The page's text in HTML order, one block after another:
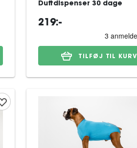
Duftdispenser 30 dage
219:-
TILFØJ TIL KURV